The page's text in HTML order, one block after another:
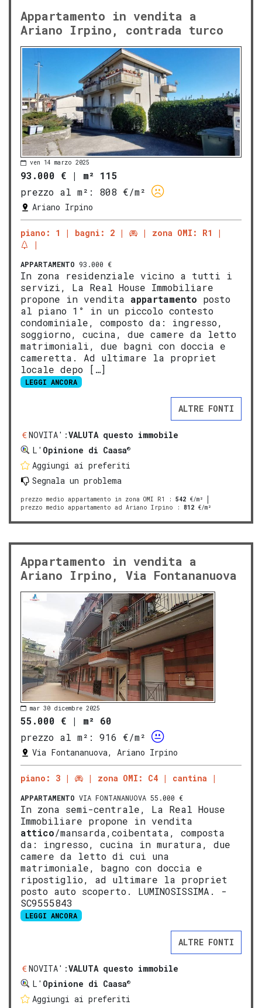
Appartamento in vendita a
Ariano Irpino, contrada turco
ven 14 marzo 2025
93.000 € | m² 115
prezzo al m²:
808 €/m²
Ariano Irpino
piano: 1 bagni: 2 zona OMI: R1
APPARTAMENTO 93.000 €
In zona residenziale vicino a tutti i
servizi, La Real House Immobiliare
propone in vendita appartamento posto
al piano 1° in un piccolo contesto
condominiale, composto da: ingresso,
soggiorno, cucina, due camere da letto
matrimoniali, due bagni con doccia e
cameretta. Ad ultimare la propriet
locale depo […]
LEGGI ANCORA
ALTRE FONTI
NOVITA':VALUTA questo immobile
L' Opinione di Caasa®
Aggiungi ai preferiti
Segnala un problema
prezzo medio appartamento in zona OMI R1 : 542 €/m²
prezzo medio appartamento ad Ariano Irpino : 812 €/m²
Appartamento in vendita a
Ariano Irpino, Via Fontananuova
mar 30 dicembre 2025
55.000 € | m² 60
prezzo al m²:
916 €/m²
Via Fontananuova, Ariano Irpino
piano: 3 zona OMI: C4 cantina
APPARTAMENTO VIA FONTANANUOVA 55.000 €
In zona semi-centrale, La Real House
Immobiliare propone in vendita
attico/mansarda,coibentata, composta
da: ingresso, cucina in muratura, due
camere da letto di cui una
matrimoniale, bagno con doccia e
ripostiglio, ad ultimare la propriet
posto auto scoperto. LUMINOSISSIMA. -
SC9555843
LEGGI ANCORA
ALTRE FONTI
NOVITA':VALUTA questo immobile
L' Opinione di Caasa®
Aggiungi ai preferiti